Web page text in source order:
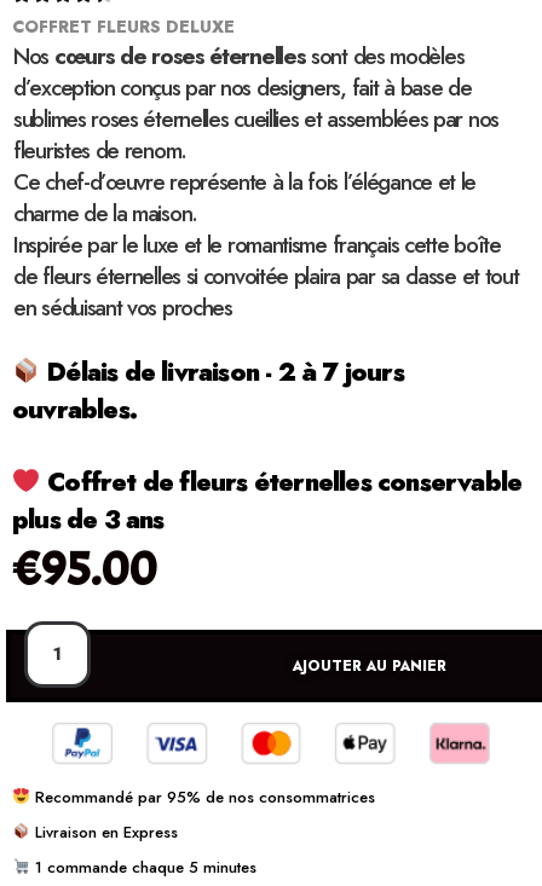
COFFRET FLEURS DELUXE
Nos cœurs de roses éternellessont des modèles
d’exception conçus par nos designers, fait à base de
sublimes roses éternelles cueillies et assemblées par nos
fleuristes de renom.
Ce chef-d’œuvre représente à la fois l’élégance et le
charme de la maison.
Inspirée par le luxe et le romantisme français cette boîte
de fleurs éternelles si convoitée plaira par sa classe et tout
en séduisant vos proches
Délais de livraison - 2 à 7 jours
ouvrables.
Coffret de fleurs éternelles conservable
plus de 3 ans
€95.00
AJOUTER AU PANIER
Recommandé par 95% de nos consommatrices
Livraison en Express
1 commande chaque 5 minutes